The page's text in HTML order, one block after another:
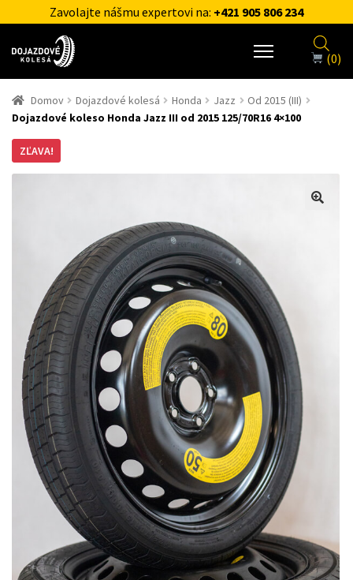
Zavolajte nášmu expertovi na: +421 905 806 234
(0)
Domov Dojazdové kolesá Honda Jazz
Od 2015 (III)
Dojazdové koleso Honda Jazz III od 2015 125/70R16 4×100
ZĽAVA!